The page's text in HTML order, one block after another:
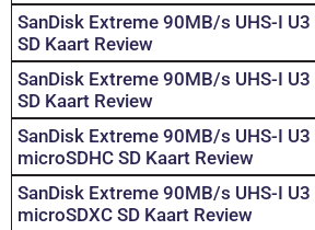
SanDisk Extreme 90MB/s UHS-I U3
SD Kaart Review
SanDisk Extreme 90MB/s UHS-I U3
SD Kaart Review
SanDisk Extreme 90MB/s UHS-I
microSDHC SD Kaart Review
SanDisk Extreme 90MB/s UHS-I
microSDXC SD Kaart Review